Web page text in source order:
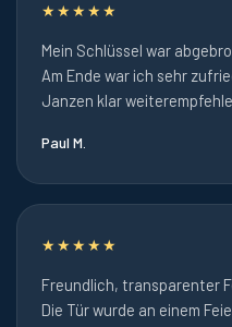
★★★★★
Mein Schlüssel war
Am Ende war ich sehr
Janzen klar
Paul M.
★★★★★
Freundlich, transparenter
Die Tür wurde an einem